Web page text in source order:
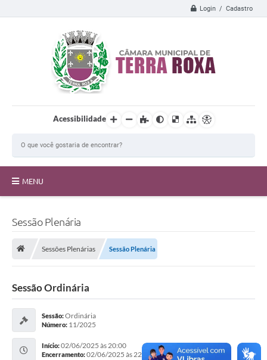
Login / Cadastro
Acessibilidade
MENU
Editais
SIC
Sessão Plenária
Sessões Plenárias Sessão Plenária
Sessão Ordinária
Sessão:Ordinária
Número: 11/2025
Início:02/06/2025 às 20:00
Encerramento:02/06/2025 às 22:00